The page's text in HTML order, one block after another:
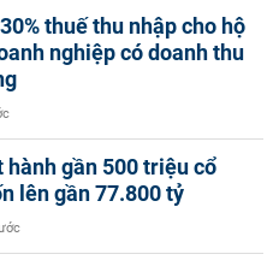
thuế thu nhập cho hộ
nghiệp có doanh thu
hành gần 500 triệu cổ
lên gần 77.800 tỷ